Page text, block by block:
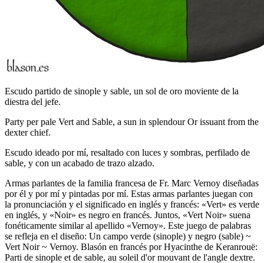
Escudo partido de sinople y sable, un sol de oro moviente de la
diestra del jefe.
Party per pale Vert and Sable, a sun in splendour Or issuant from the
dexter chief.
Escudo ideado por mí, resaltado con luces y sombras, perfilado de
sable, y con un acabado de trazo alzado.
Armas parlantes de la familia francesa de Fr. Marc Vernoy diseñadas
por él y por mí y pintadas por mí. Estas armas parlantes juegan con
la pronunciación y el significado en inglés y francés: «Vert» es verde
en inglés, y «Noir» es negro en francés. Juntos, «Vert Noir» suena
fonéticamente similar al apellido «Vernoy». Este juego de palabras
se refleja en el diseño: Un campo verde (sinople) y negro (sable) ~
Vert Noir ~ Vernoy. Blasón en francés por Hyacinthe de Keranrouë:
Parti de sinople et de sable, au soleil d'or mouvant de l'angle dextre.